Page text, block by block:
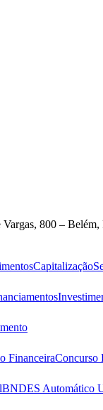
800 –
Capitalização
FinanceiraConcurso
BNDES Automático